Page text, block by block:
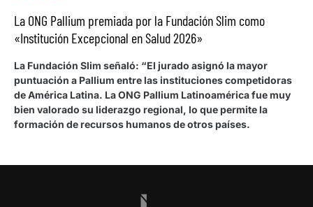
La ONG Pallium premiada por la Fundación Slim como
«Institución Excepcional en Salud 2026»
La Fundación Slim señaló: “El jurado asignó la mayor
puntuación a Pallium entre las instituciones competidoras
de América Latina. La ONG Pallium Latinoamérica fue muy
bien valorado su liderazgo regional, lo que permite la
formación de recursos humanos de otros países.